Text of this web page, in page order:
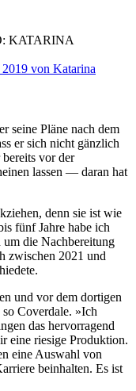
KATARINA
seine Pläne nach dem
er sich nicht gänzlich
vor der
lassen — daran hat
denn sie ist wie
fünf Jahre habe ich
die Nachbereitung
zwischen 2021 und
und vor dem dortigen
Coverdale. »Ich
das hervorragend
eine riesige Produktion.
eine Auswahl von
beinhalten. Es ist